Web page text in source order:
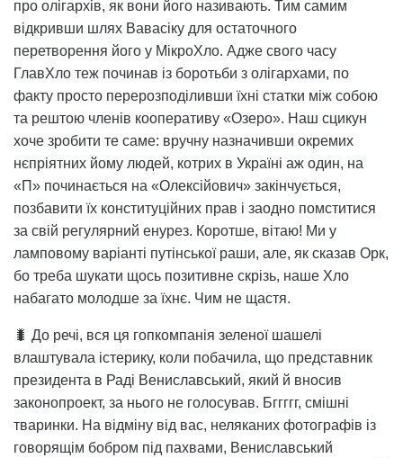
про олігархів, як вони його називають. Тим самим
відкривши шлях Вавасіку для остаточного
перетворення його у МікроХло. Адже свого часу
ГлавХло теж починав із боротьби з олігархами, по
факту просто перерозподіливши їхні статки між собою
та рештою членів кооперативу «Озеро». Наш сцикун
хоче зробити те саме: вручну назначивши окремих
нєпріятних йому людей, котрих в Україні аж один, на
«П» починається на «Олексійович» закінчується,
позбавити їх конституційних прав і заодно помститися
за свій регулярний енурез. Коротше, вітаю! Ми у
ламповому варіанті путінської раши, але, як сказав Орк,
бо треба шукати щось позитивне скрізь, наше Хло
набагато молодше за їхнє. Чим не щастя.
🐛 До речі, вся ця гопкомпанія зеленої шашелі
влаштувала істерику, коли побачила, що представник
президента в Раді Вениславський, який й вносив
законопроект, за нього не голосував. Бггггг, смішні
тваринки. На відміну від вас, неляканих фотографів із
говорящім бобром під пахвами, Вениславський